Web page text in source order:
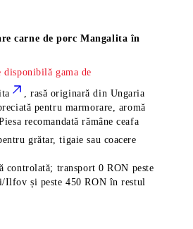
carne de porc Mangalita în
disponibilă gama de
, rasă originară din Ungaria
pentru marmorare, aromă
recomandată rămâneceafa
grătar, tigaie sau coacere
controlată; transport 0 RON peste
Ilfov și peste 450 RON în restul